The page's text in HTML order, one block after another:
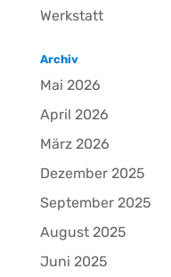
Werkstatt
Archiv
Mai 2026
April 2026
März 2026
Dezember 2025
September 2025
August 2025
Juni 2025